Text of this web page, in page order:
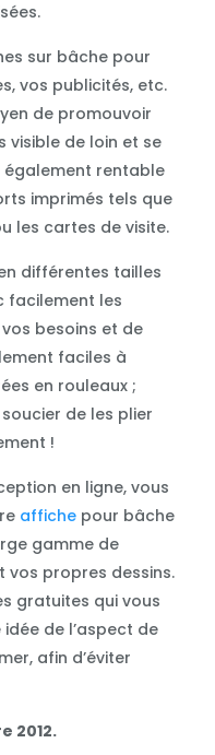
sur bâche pour
vos publicités, etc.
de promouvoir
visible de loin et se
également rentable
imprimés tels que
les cartes de visite.
différentes tailles
facilement les
besoins et de
faciles à
en rouleaux ;
de les plier
!
en ligne, vous
affichepour bâche
gamme de
propres dessins.
gratuites qui vous
de l’aspect de
afin d’éviter
2012.